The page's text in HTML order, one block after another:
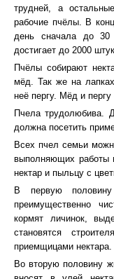
трудней, а
рабочие пчёлы. В
день сначала до 30
достигает до 2000
Пчёлы собирают
мёд. Так же на
неё пергу. Мёд и
Пчела трудолюбива.
должна посетить
Всех пчел семьи
выполняющих работы
нектар и пыльцу с
В первую
преимущественно
кормят личинок,
становятся
приемщицами нектара.
Во вторую половину